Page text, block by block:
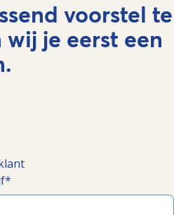
voorstel te
je eerst een